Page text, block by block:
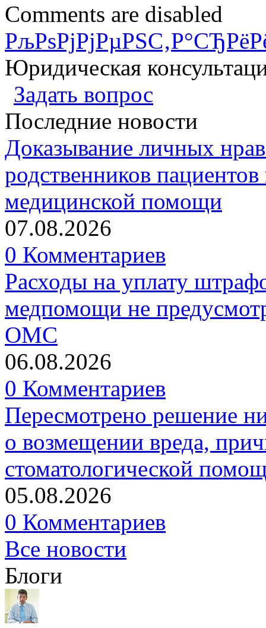
Comments are disabled
Юридическая
Задать вопрос
Последние новости
Доказывание личных
родственников
медицинской помощи
07.08.2026
0 Комментариев
Расходы на уплату
медпомощи не
ОМС
06.08.2026
0 Комментариев
Пересмотрено решение
о возмещении вреда,
стоматологической
05.08.2026
0 Комментариев
Все новости
Блоги